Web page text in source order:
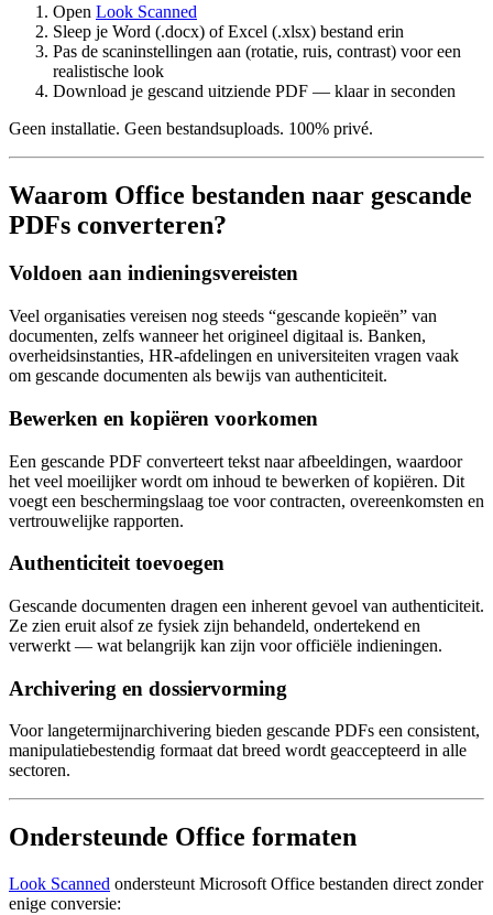
Open Look Scanned
Sleep je Word (.docx) of Excel (.xlsx) bestand erin
Pas de scaninstellingen aan (rotatie, ruis, contrast) voor een
realistische look
Download je gescand uitziende PDF — klaar in seconden
Geen installatie. Geen bestandsuploads. 100% privé.
Waarom Office bestanden naar gescande
PDFs converteren?
Voldoen aan indieningsvereisten
Veel organisaties vereisen nog steeds “gescande kopieën” van
documenten, zelfs wanneer het origineel digitaal is. Banken,
overheidsinstanties, HR-afdelingen en universiteiten vragen vaak
om gescande documenten als bewijs van authenticiteit.
Bewerken en kopiëren voorkomen
Een gescande PDF converteert tekst naar afbeeldingen, waardoor
het veel moeilijker wordt om inhoud te bewerken of kopiëren. Dit
voegt een beschermingslaag toe voor contracten, overeenkomsten en
vertrouwelijke rapporten.
Authenticiteit toevoegen
Gescande documenten dragen een inherent gevoel van authenticiteit.
Ze zien eruit alsof ze fysiek zijn behandeld, ondertekend en
verwerkt — wat belangrijk kan zijn voor officiële indieningen.
Archivering en dossiervorming
Voor langetermijnarchivering bieden gescande PDFs een consistent,
manipulatiebestendig formaat dat breed wordt geaccepteerd in alle
sectoren.
Ondersteunde Office formaten
Look Scanned ondersteunt Microsoft Office bestanden direct zonder
enige conversie: